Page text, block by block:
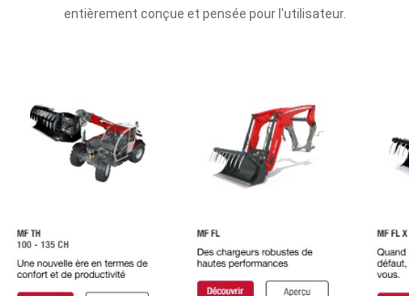
entièrement conçue et pensée pour l'utilisateur.